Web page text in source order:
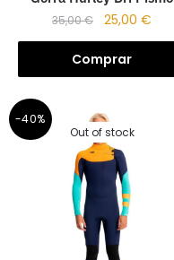
35,00€ 25,00€
Comprar
-40%
Out of stock